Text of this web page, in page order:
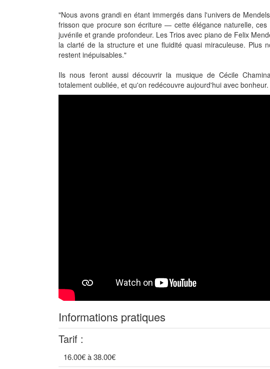
"Nous avons grandi en étant immergés dans l'univers de
frisson que procure son écriture — cette élégance naturelle,
juvénile et grande profondeur. Les Trios avec piano de Felix
la clarté de la structure et une fluidité quasi miraculeuse. Plus
restent inépuisables."
Ils nous feront aussi découvrir la musique de Cécile
totalement oubliée, et qu'on redécouvre aujourd'hui avec bonheur.
Informations pratiques
Tarif :
16.00€ à 38.00€